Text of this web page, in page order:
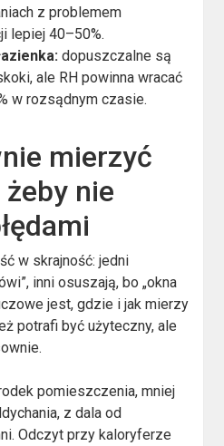
z problemem
lepiej 40–50%.
dopuszczalne są
ale RH powinna wracać
w rozsądnym czasie.
mierzyć
nie
w skrajność: jedni
inni osuszają, bo „okna
jest, gdzie i jak mierzy
potrafi być użyteczny, ale
pomieszczenia, mniej
z dala od
Odczyt przy kaloryferze